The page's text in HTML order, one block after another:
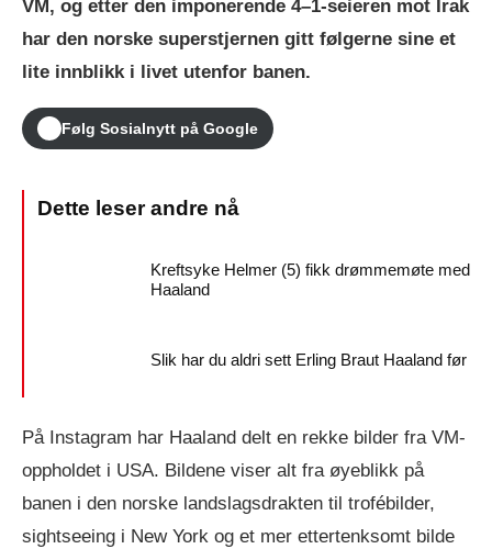
VM, og etter den imponerende 4–1-seieren mot Irak
har den norske superstjernen gitt følgerne sine et
lite innblikk i livet utenfor banen.
Følg Sosialnytt på Google
Kreftsyke Helmer (5) fikk drømmemøte med
Haaland
Slik har du aldri sett Erling Braut Haaland før
På Instagram har Haaland delt en rekke bilder fra VM-
oppholdet i USA. Bildene viser alt fra øyeblikk på
banen i den norske landslagsdrakten til trofébilder,
sightseeing i New York og et mer ettertenksomt bilde